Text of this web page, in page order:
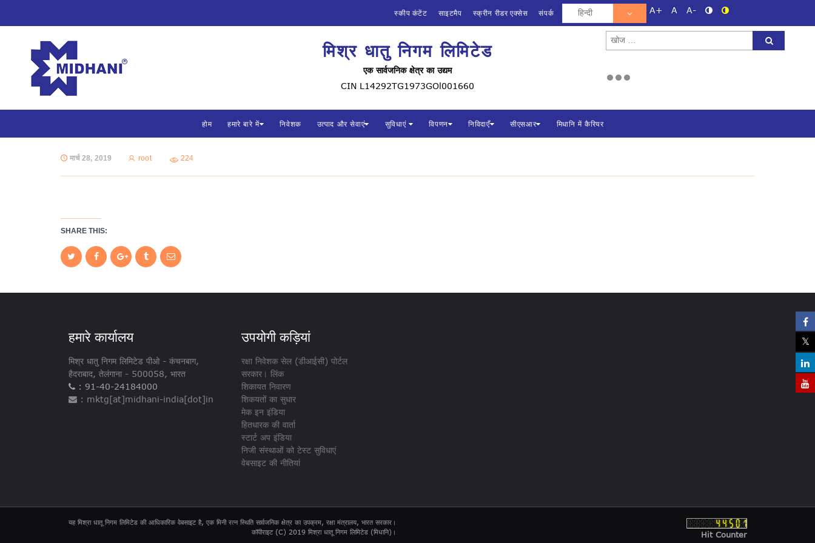
स्कीप कंटेंट साइटमैप स्क्रीन रीडर एक्सेस संपर्क A+ A A-
मिश्र धातु निगम लिमिटेड
एक सार्वजनिक क्षेत्र का उद्यम
CIN L14292TG1973GOl001660
Search
for:
होम हमारे बारे में निवेशक उत्पाद और सेवाएं सुविधाएं विपणन निविदाएँ सीएसआर मिधानि में कैरियर
मिश्र धातु निगम लिमिटेड
भारत सरकार का एक उद्यम, रक्षा मंत्रालय, भारत
हमारे बारे में
उत्पाद और सेवाएं
सुविधाएं
मार्च 28, 2019 root 224
SHARE THIS:
हमारे कार्यालय
मिश्र धातु निगम लिमिटेड पीओ - ​​कंचनबाग,
हैदराबाद, तेलंगाना - 500058, भारत
: 91-40-24184000
: mktg[at]midhani-india[dot]in
उपयोगी कड़ियां
रक्षा निवेशक सेल (डीआईसी) पोर्टल
सरकार। लिंक
शिकायत निवारण
शिकयतों का सुधार
मेक इन इंडिया
हितधारक की वार्ता
स्टार्ट अप इंडिया
निजी संस्थाओं को टेस्ट सुविधाएं
वेबसाइट की नीतियां
यह मिश्रा धातू निगम लिमिटेड की आधिकारिक वेबसाइट है, एक मिनी रत्न स्थिति सार्वजनिक क्षेत्र का उपक्रम, रक्षा मंत्रालय, भारत सरकार।
कॉपीराइट (C) 2019 मिश्रा धातू निगम लिमिटेड (मिधानि)।
Hit Counter